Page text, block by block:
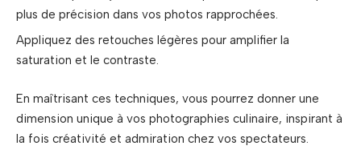
plus de précision dans vos photos rapprochées.
Appliquez des retouches légères pour amplifier la
saturation et le contraste.
En maîtrisant ces techniques, vous pourrez donner une
dimension unique à vos photographies culinaire, inspirant à
la fois créativité et admiration chez vos spectateurs.